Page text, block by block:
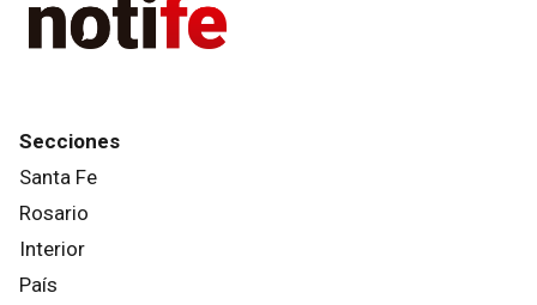
Secciones
Santa Fe
Rosario
Interior
País